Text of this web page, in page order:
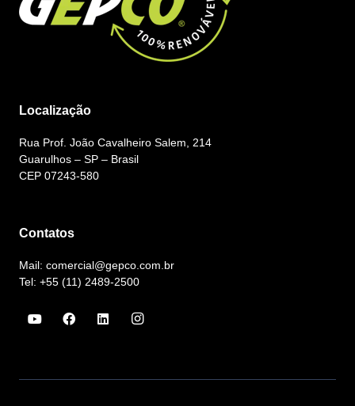
Localização
Rua Prof. João Cavalheiro Salem, 214
Guarulhos – SP – Brasil
CEP 07243-580
Contatos
Mail: comercial@gepco.com.br
Tel: +55 (11) 2489-2500